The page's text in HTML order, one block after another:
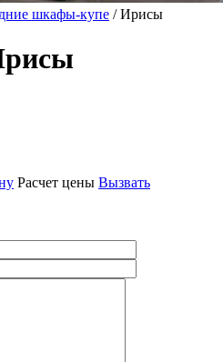
шкафы-купе / Ирисы
Расчет цены Вызвать